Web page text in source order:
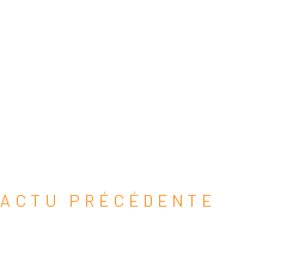
ACTU PRÉCÉDENTE